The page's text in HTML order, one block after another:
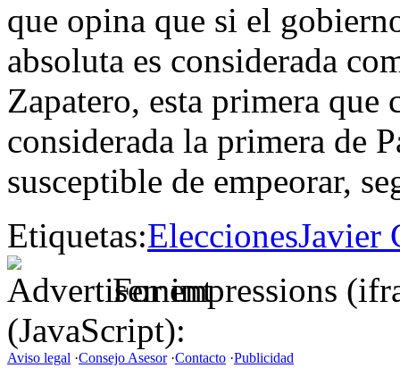
que opina que si el
absoluta es considerada
Zapatero, esta primera que
considerada la primera de
susceptible de empeorar,
Etiquetas:EleccionesJavier
For impressions
(JavaScript):
Aviso legal ·Consejo Asesor·Contacto ·Publicidad